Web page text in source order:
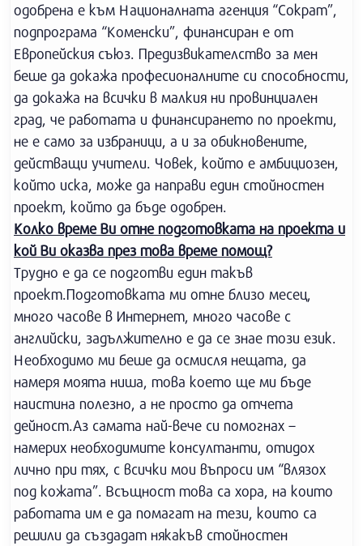
одобрена е към Националната агенция “Сократ”,
подпрограма “Коменски”, финансиран е от
Европейския съюз. Предизвикателство за мен
беше да докажа професионалните си способности,
да докажа на всички в малкия ни провинциален
град, че работата и финансирането по проекти,
не е само за избраници, а и за обикновените,
действащи учители. Човек, който е амбициозен,
който иска, може да направи един стойностен
проект, който да бъде одобрен.
Колко време Ви отне подготовката на проекта и
кой Ви оказва през това време помощ?
Трудно е да се подготви един такъв
проект.Подготовката ми отне близо месец,
много часове в Интернет, много часове с
английски, задължително е да се знае този език.
Необходимо ми беше да осмисля нещата, да
намеря моята ниша, това което ще ми бъде
наистина полезно, а не просто да отчета
дейност.Аз самата най-вече си помогнах –
намерих необходимите консултанти, отидох
лично при тях, с всички мои въпроси им “влязох
под кожата”. Всъщност това са хора, на които
работата им е да помагат на тези, които са
решили да създадат някакъв стойностен